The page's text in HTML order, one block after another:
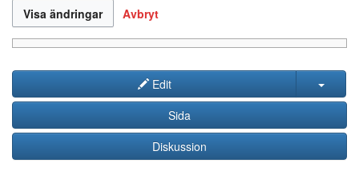
Avbryt
Edit
Sida
Diskussion